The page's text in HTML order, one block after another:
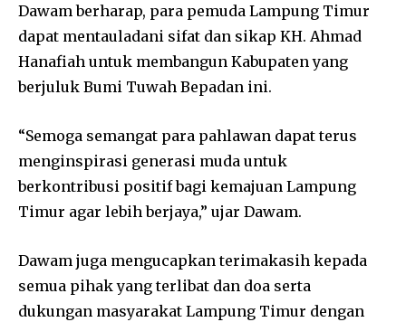
Dawam berharap, para pemuda Lampung Timur
dapat mentauladani sifat dan sikap KH. Ahmad
Hanafiah untuk membangun Kabupaten yang
berjuluk Bumi Tuwah Bepadan ini.
“Semoga semangat para pahlawan dapat terus
menginspirasi generasi muda untuk
berkontribusi positif bagi kemajuan Lampung
Timur agar lebih berjaya,” ujar Dawam.
Dawam juga mengucapkan terimakasih kepada
semua pihak yang terlibat dan doa serta
dukungan masyarakat Lampung Timur dengan